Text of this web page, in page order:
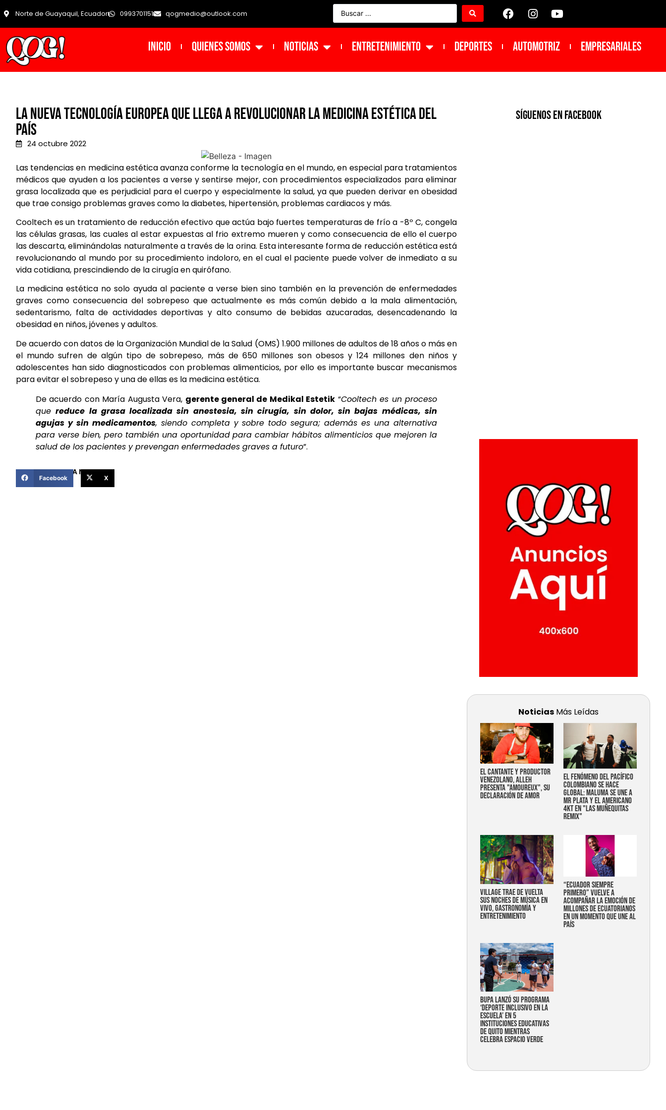
Norte de Guayaquil, Ecuador 0993701151 qogmedio@outlook.com
INICIO Quienes Somos NOTICIAS ENTRETENIMIENTO DEPORTES Automotriz Empresariales
La nueva tecnología europea que llega a revolucionar la medicina estética del
país
24 octubre 2022
Las tendencias en medicina estética avanza conforme la tecnología en el mundo, en especial para tratamientos
médicos que ayuden a los pacientes a verse y sentirse mejor, con procedimientos especializados para eliminar
grasa localizada que es perjudicial para el cuerpo y especialmente la salud, ya que pueden derivar en obesidad
que trae consigo problemas graves como la diabetes, hipertensión, problemas cardiacos y más.
Cooltech es un tratamiento de reducción efectivo que actúa bajo fuertes temperaturas de frío a -8º C, congela
las células grasas, las cuales al estar expuestas al frio extremo mueren y como consecuencia de ello el cuerpo
las descarta, eliminándolas naturalmente a través de la orina. Esta interesante forma de reducción estética está
revolucionando al mundopor su procedimiento indoloro, en el cual el paciente puede volver de inmediato a su
vida cotidiana, prescindiendo de la cirugía en quirófano.
La medicina estética no solo ayuda al paciente a verse bien sino también en la prevención de enfermedades
graves como consecuencia del sobrepeso que actualmente es más común debido a la mala alimentación,
sedentarismo, falta de actividades deportivas y alto consumo de bebidas azucaradas, desencadenando la
obesidad en niños, jóvenes y adultos.
De acuerdo con datos de la Organización Mundial de la Salud (OMS) 1.900 millones de adultos de 18 años o más en
el mundo sufren de algún tipo de sobrepeso, más de 650 millones son obesos y 124 millones den niños y
adolescentes han sido diagnosticados con problemas alimenticios, por ello es importante buscar mecanismos
para evitar el sobrepeso y una de ellas es la medicina estética.
De acuerdo con María Augusta Vera, gerente general de Medikal Estetik “Cooltech es un proceso
quereduce la grasa localizada sin anestesia, sin cirugía, sin dolor, sin bajas médicas, sin
agujas y sin medicamentos, siendo completa y sobre todo segura; además es una alternativa
para verse bien, pero también una oportunidad para cambiar hábitos alimenticios que mejoren la
salud de los pacientes y prevengan enfermedades graves a futuro”.
COMPARTIR ESTA NOTICIA
Facebook X
SíGUENOS EN FACEBOOK
Noticias Más Leídas
EL CANTANTE Y PRODUCTOR
VENEZOLANO, ALLEH
PRESENTA "AMOUREUX", SU
DECLARACIÓN DE AMOR
EL FENÓMENO DEL PACÍFICO
COLOMBIANO SE HACE
GLOBAL: MALUMA SE UNE A
MR PLATA Y EL AMERICANO
4KT EN "LAS MUÑEQUITAS
REMIX"
Village trae de vuelta
sus noches de música en
vivo, gastronomía y
entretenimiento
“Ecuador siempre
primero” vuelve a
acompañar la emoción de
millones de ecuatorianos
en un momento que une al
país
Bupa lanzó su programa
‘Deporte Inclusivo en la
Escuela’ en 5
instituciones educativas
de Quito mientras
celebra espacio verde